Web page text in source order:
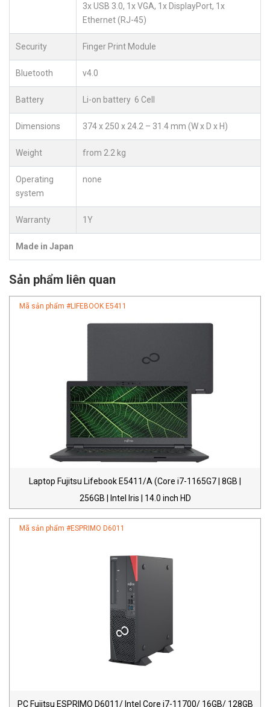
3x USB 3.0, 1x VGA, 1x DisplayPort, 1x
Ethernet (RJ-45)
Security Finger Print Module
Bluetooth v4.0
Battery Li-on battery 6 Cell
Dimensions 374 x 250 x 24.2 – 31.4 mm (W x D x H)
Weight from 2.2 kg
Operating
system
none
Warranty 1Y
Made in Japan
Sản phẩm liên quan
Mã sản phẩm #LIFEBOOK E5411
Laptop Fujitsu Lifebook E5411/A (Core i7-1165G7 | 8GB |
256GB | Intel Iris | 14.0 inch HD
Mã sản phẩm #ESPRIMO D6011
PC Fujitsu ESPRIMO D6011/ Intel Core i7-11700/ 16GB/ 128GB